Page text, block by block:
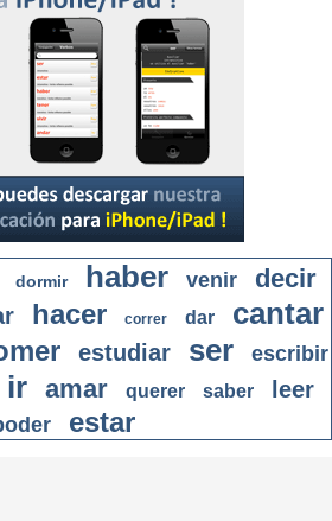
dormir haber venir
decir
hacer correr dar cantar
estudiar ser escribir
ir amar querer saber leer
estar